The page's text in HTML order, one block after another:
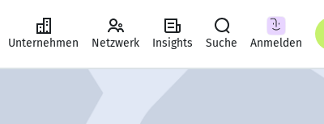
Unternehmen Netzwerk Insights Suche Anmelden